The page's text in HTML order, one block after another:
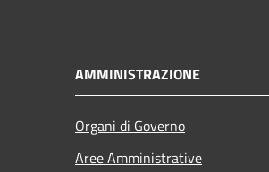
AMMINISTRAZIONE
Organi di Governo
Aree Amministrative